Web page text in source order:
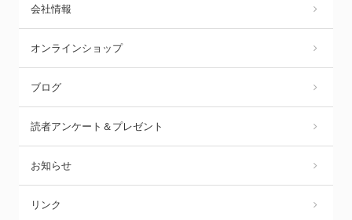
会社情報
オンラインショップ
ブログ
読者アンケート＆プレゼント
お知らせ
リンク